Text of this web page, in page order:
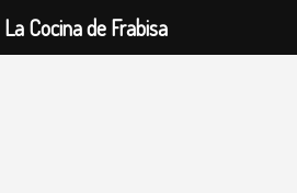
La Cocina de Frabisa